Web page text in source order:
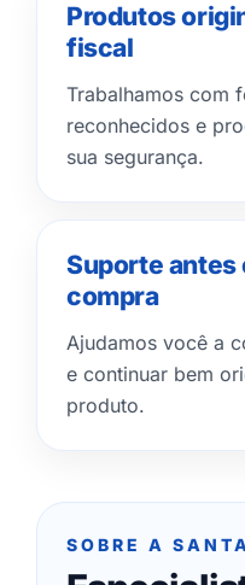
Produtos
fiscal
Trabalhamos com
reconhecidos e
sua segurança.
Suporte antes
compra
Ajudamos você a
e continuar bem
produto.
SOBRE A